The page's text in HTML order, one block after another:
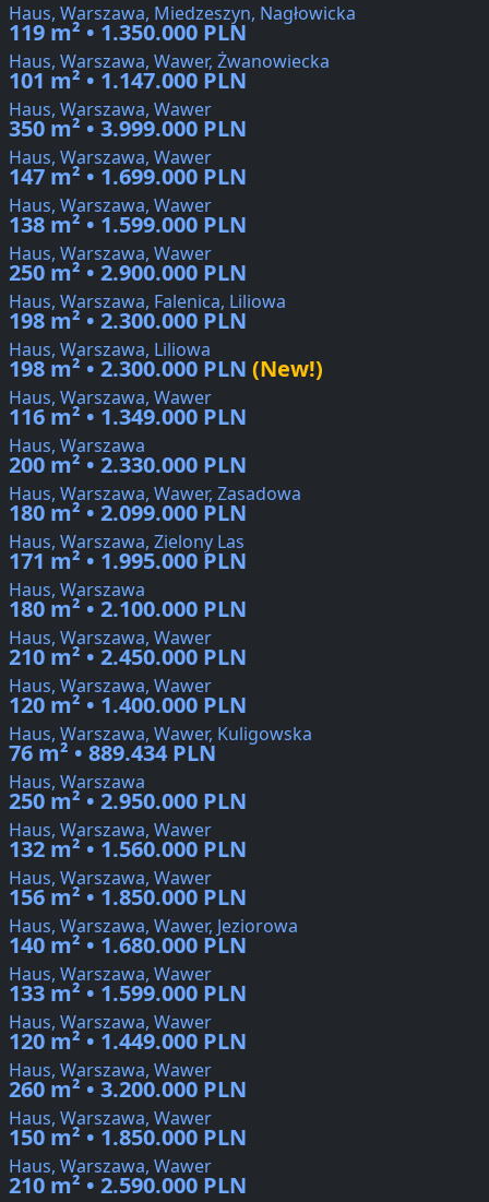
Haus, Warszawa, Miedzeszyn, Nagłowicka
119 m² • 1.350.000 PLN
Haus, Warszawa, Wawer, Żwanowiecka
101 m² • 1.147.000 PLN
Haus, Warszawa, Wawer
350 m² • 3.999.000 PLN
Haus, Warszawa, Wawer
147 m² • 1.699.000 PLN
Haus, Warszawa, Wawer
138 m² • 1.599.000 PLN
Haus, Warszawa, Wawer
250 m² • 2.900.000 PLN
Haus, Warszawa, Falenica, Liliowa
198 m² • 2.300.000 PLN
Haus, Warszawa, Liliowa
198 m² • 2.300.000 PLN (New!)
Haus, Warszawa, Wawer
116 m² • 1.349.000 PLN
Haus, Warszawa
200 m² • 2.330.000 PLN
Haus, Warszawa, Wawer, Zasadowa
180 m² • 2.099.000 PLN
Haus, Warszawa, Zielony Las
171 m² • 1.995.000 PLN
Haus, Warszawa
180 m² • 2.100.000 PLN
Haus, Warszawa, Wawer
210 m² • 2.450.000 PLN
Haus, Warszawa, Wawer
120 m² • 1.400.000 PLN
Haus, Warszawa, Wawer, Kuligowska
76 m² • 889.434 PLN
Haus, Warszawa
250 m² • 2.950.000 PLN
Haus, Warszawa, Wawer
132 m² • 1.560.000 PLN
Haus, Warszawa, Wawer
156 m² • 1.850.000 PLN
Haus, Warszawa, Wawer, Jeziorowa
140 m² • 1.680.000 PLN
Haus, Warszawa, Wawer
133 m² • 1.599.000 PLN
Haus, Warszawa, Wawer
120 m² • 1.449.000 PLN
Haus, Warszawa, Wawer
260 m² • 3.200.000 PLN
Haus, Warszawa, Wawer
150 m² • 1.850.000 PLN
Haus, Warszawa, Wawer
210 m² • 2.590.000 PLN